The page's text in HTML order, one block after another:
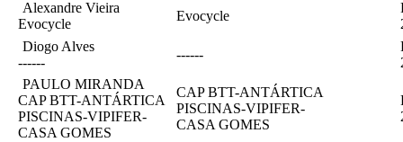
Alexandre Vieira
Evocycle
Evocycle
Diogo Alves
------
------
PAULO MIRANDA
CAP BTT-ANTÁRTICA
PISCINAS-VIPIFER-
CASA GOMES
CAP BTT-ANTÁRTICA
PISCINAS-VIPIFER-
CASA GOMES